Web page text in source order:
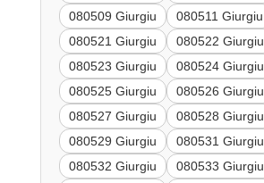
080509 Giurgiu
080511 Giurgiu
080521 Giurgiu
080522 Giurgiu
080523 Giurgiu
080524 Giurgiu
080525 Giurgiu
080526 Giurgiu
080527 Giurgiu
080528 Giurgiu
080529 Giurgiu
080531 Giurgiu
080532 Giurgiu
080533 Giurgiu